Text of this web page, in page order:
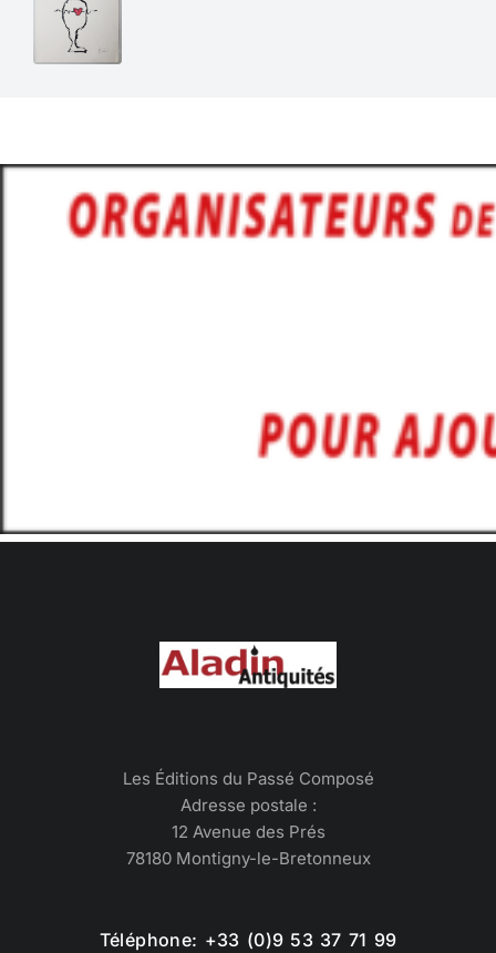
Les Éditions du Passé Composé
Adresse postale :
12 Avenue des Prés
78180 Montigny-le-Bretonneux
Téléphone: +33 (0)9 53 37 71 99